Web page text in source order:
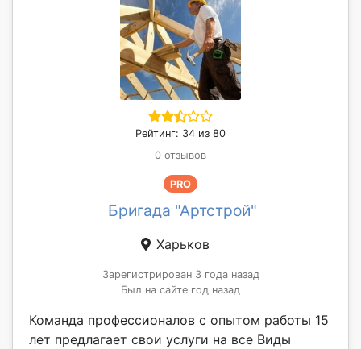
Рейтинг: 34 из 80
0 отзывов
PRO
Бригада "Артстрой"
Харьков
Зарегистрирован 3 года назад
Был на сайте год назад
Команда профессионалов с опытом работы 15
лет предлагает свои услуги на все Виды